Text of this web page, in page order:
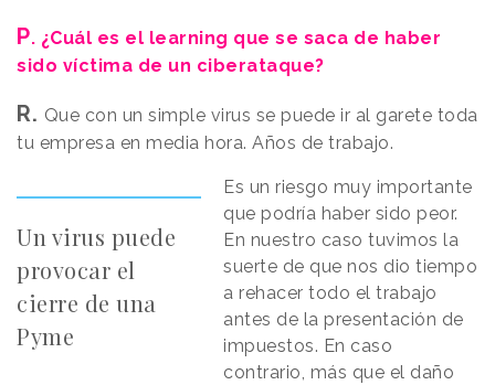
P. ¿Cuál es el learning que se saca de haber
sido víctima de un ciberataque?
R. Que con un simple virus se puede ir al garete toda
tu empresa en media hora. Años de trabajo.
Un virus puede
provocar el
cierre de una
Pyme
Es un riesgo muy importante
que podría haber sido peor.
En nuestro caso tuvimos la
suerte de que nos dio tiempo
a rehacer todo el trabajo
antes de la presentación de
impuestos. En caso
contrario, más que el daño